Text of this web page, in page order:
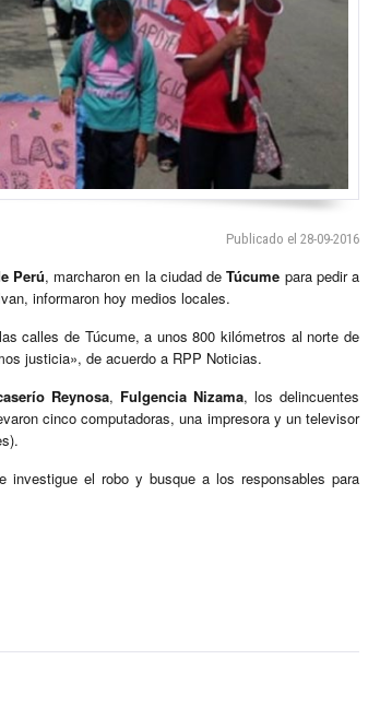
Publicado el 28-09-2016
Perú, marcharon en la ciudad de Túcume para pedir a
informaron hoy medios locales.
calles de Túcume, a unos 800 kilómetros al norte de
justicia», de acuerdo a RPP Noticias.
Reynosa, Fulgencia Nizama, los delincuentes
cinco computadoras, una impresora y un televisor
el robo y busque a los responsables para